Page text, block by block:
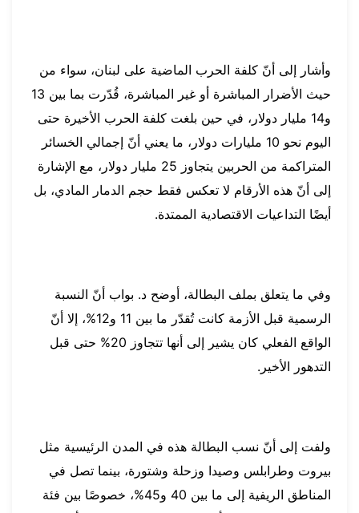
وأشار إلى أنّ كلفة الحرب الماضية على لبنان، سواء من
حيث الأضرار المباشرة أو غير المباشرة، قُدّرت بما بين 13
و14 مليار دولار، في حين بلغت كلفة الحرب الأخيرة حتى
اليوم نحو 10 مليارات دولار، ما يعني أنّ إجمالي الخسائر
المتراكمة من الحربين يتجاوز 25 مليار دولار، مع الإشارة
إلى أنّ هذه الأرقام لا تعكس فقط حجم الدمار المادي، بل
أيضًا التداعيات الاقتصادية الممتدة.
وفي ما يتعلق بملف البطالة، أوضح د. بواب أنّ النسبة
الرسمية قبل الأزمة كانت تُقدّر ما بين 11 و12%، إلا أنّ
الواقع الفعلي كان يشير إلى أنها تتجاوز 20% حتى قبل
التدهور الأخير.
ولفت إلى أنّ نسب البطالة هذه في المدن الرئيسية مثل
بيروت وطرابلس وصيدا وزحلة وشتورة، بينما تصل في
المناطق الريفية إلى ما بين 40 و45%، خصوصًا بين فئة